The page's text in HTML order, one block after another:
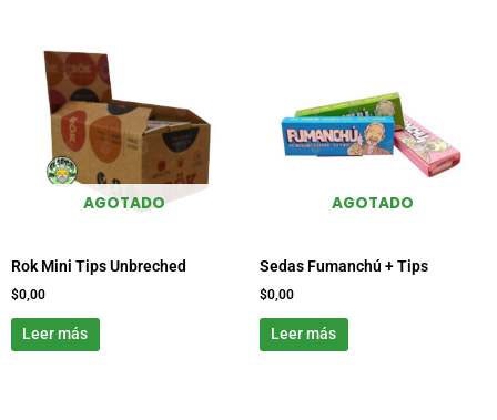
AGOTADO
Rok Mini Tips Unbreched
$0,00
Leer más
AGOTADO
Sedas Fumanchú + Tips
$0,00
Leer más